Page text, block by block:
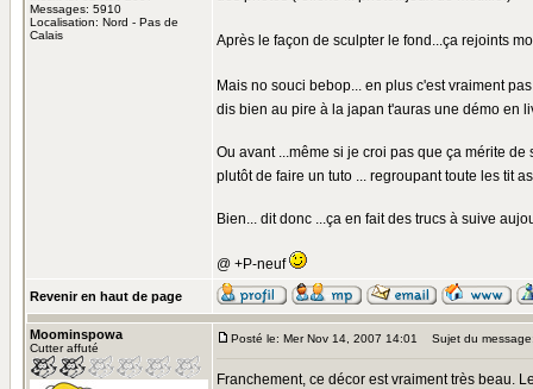
Messages: 5910
Localisation: Nord - Pas de
Calais
Après le façon de sculpter le fond...ça rejoints
Mais no souci bebop... en plus c'est vraiment
dis bien au pire à la japan t'auras une démo en
Ou avant ...même si je croi pas que ça mérite
plutôt de faire un tuto ... regroupant toute les tit
Bien... dit donc ...ça en fait des trucs à suive
@ +P-neuf
Revenir en haut de page
Moominspowa
Cutter affuté
Posté le: Mer Nov 14, 2007 14:01 Sujet du
Franchement, ce décor est vraiment très beau.